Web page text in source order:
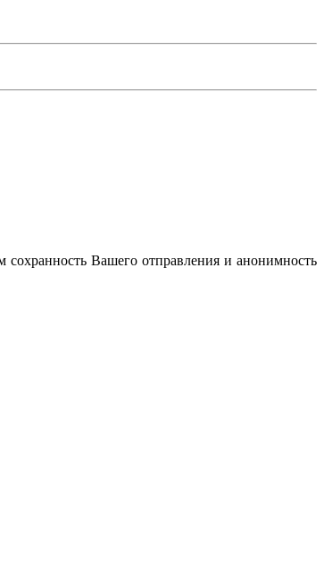
Вашего отправления и анонимность